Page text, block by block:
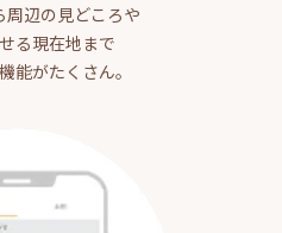
周辺の見どころや
る現在地まで
能がたくさん。